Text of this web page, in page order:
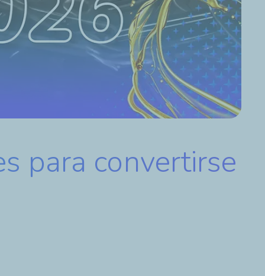
para convertirse